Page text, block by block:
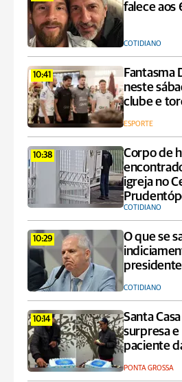
falece aos
COTIDIANO
10:41
Fantasma
neste
clube e
ESPORTE
10:38
Corpo de
igreja no
COTIDIANO
10:29
O que se
COTIDIANO
10:14
Santa
surpresa
paciente
PONTA GROSSA